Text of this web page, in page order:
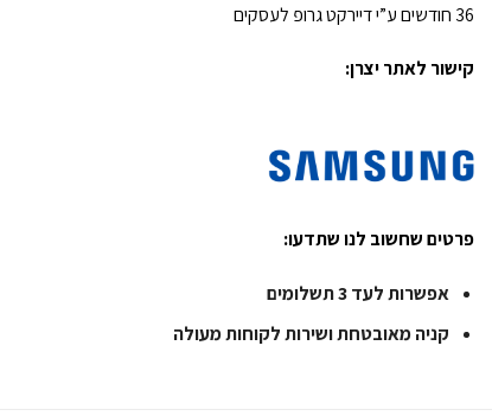
36 חודשים ע”י דיירקט גרופ לעסקים
קישור לאתר יצרן:
פרטים שחשוב לנו שתדעו:
אפשרות לעד 3 תשלומים
קניה מאובטחת ושירות לקוחות מעולה